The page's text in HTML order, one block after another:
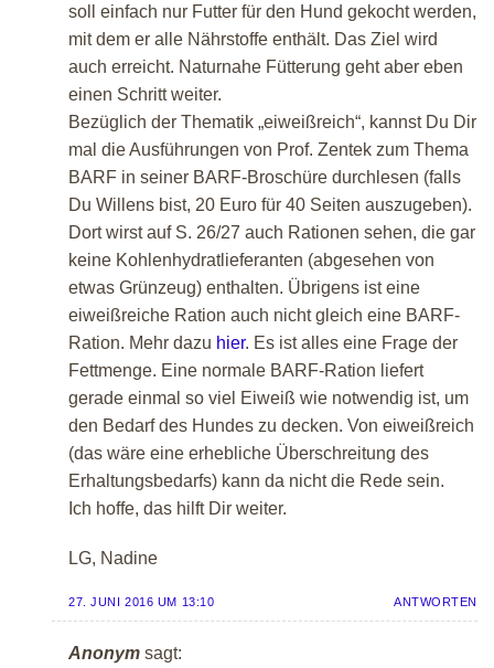
soll einfach nur Futter für den Hund gekocht werden,
mit dem er alle Nährstoffe enthält. Das Ziel wird
auch erreicht. Naturnahe Fütterung geht aber eben
einen Schritt weiter.
Bezüglich der Thematik „eiweißreich“, kannst Du Dir
mal die Ausführungen von Prof. Zentek zum Thema
BARF in seiner BARF-Broschüre durchlesen (falls
Du Willens bist, 20 Euro für 40 Seiten auszugeben).
Dort wirst auf S. 26/27 auch Rationen sehen, die gar
keine Kohlenhydratlieferanten (abgesehen von
etwas Grünzeug) enthalten. Übrigens ist eine
eiweißreiche Ration auch nicht gleich eine BARF-
Ration. Mehr dazu hier. Es ist alles eine Frage der
Fettmenge. Eine normale BARF-Ration liefert
gerade einmal so viel Eiweiß wie notwendig ist, um
den Bedarf des Hundes zu decken. Von eiweißreich
(das wäre eine erhebliche Überschreitung des
Erhaltungsbedarfs) kann da nicht die Rede sein.
Ich hoffe, das hilft Dir weiter.
LG, Nadine
27. JUNI 2016 UM 13:10 ANTWORTEN
Anonym sagt: